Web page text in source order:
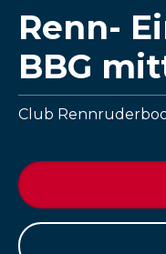
Renn-
BBG
Club